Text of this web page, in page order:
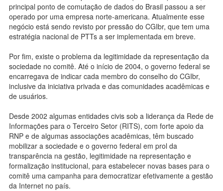
principal ponto de comutação de dados do Brasil passou a ser
operado por uma empresa norte-americana. Atualmente esse
negócio está sendo revisto por pressão do CGIbr, que tem uma
estratégia nacional de PTTs a ser implementada em breve.
Por fim, existe o problema da legitimidade da representação da
sociedade no comitê. Até o início de 2004, o governo federal se
encarregava de indicar cada membro do conselho do CGIbr,
inclusive da iniciativa privada e das comunidades acadêmicas e
de usuários.
Desde 2002 algumas entidades civis sob a liderança da Rede de
Informações para o Terceiro Setor (RITS), com forte apoio da
RNP e de algumas associações acadêmicas, têm buscado
mobilizar a sociedade e o governo federal em prol da
transparência na gestão, legitimidade na representação e
formalização institucional, para estabelecer novas bases para o
comitê uma campanha para democratizar efetivamente a gestão
da Internet no país.